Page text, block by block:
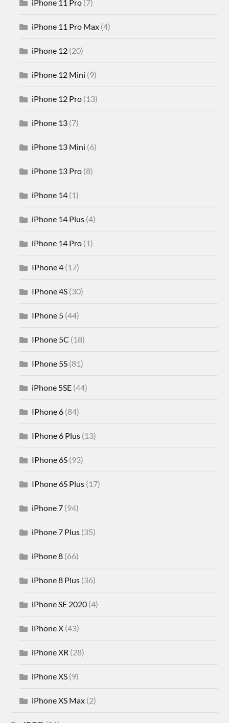
iPhone 11 Pro (7)
iPhone 11 Pro Max (4)
iPhone 12 (20)
iPhone 12 Mini (9)
iPhone 12 Pro (13)
iPhone 13 (7)
iPhone 13 Mini (6)
iPhone 13 Pro (8)
iPhone 14 (1)
iPhone 14 Plus (4)
iPhone 14 Pro (1)
IPhone 4 (17)
IPhone 4S (30)
IPhone 5 (44)
IPhone 5C (18)
IPhone 5S (81)
iPhone 5SE (44)
IPhone 6 (84)
IPhone 6 Plus (13)
IPhone 6S (93)
IPhone 6S Plus (17)
iPhone 7 (94)
iPhone 7 Plus (35)
iPhone 8 (66)
iPhone 8 Plus (36)
iPhone SE 2020 (4)
iPhone X (43)
iPhone XR (28)
iPhone XS (9)
iPhone XS Max (2)